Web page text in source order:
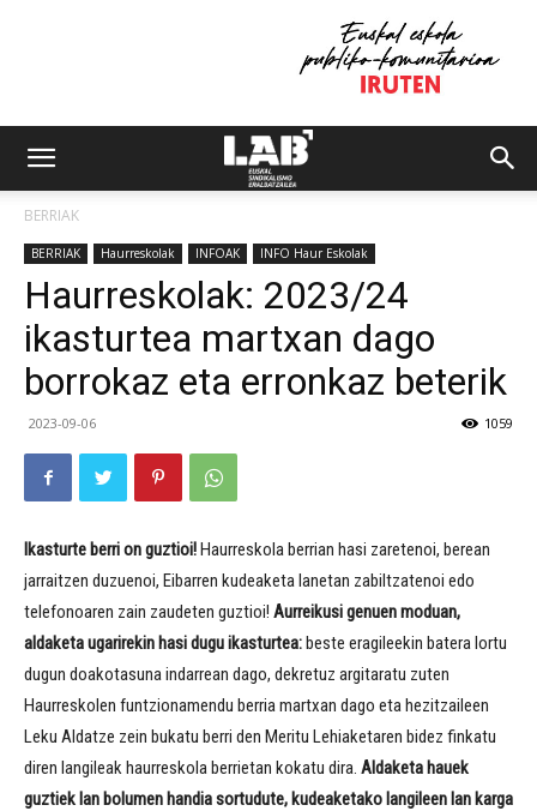
BERRIAK
BERRIAK Haurreskolak INFOAK INFO Haur Eskolak
Haurreskolak: 2023/24
ikasturtea martxan dago
borrokaz eta erronkaz beterik
2023-09-06 1059
Ikasturte berri on guztioi!Haurreskola berrian hasi zaretenoi, berean
jarraitzen duzuenoi, Eibarren kudeaketa lanetan zabiltzatenoi edo
telefonoaren zain zaudeten guztioi! Aurreikusi genuen moduan,
aldaketa ugarirekin hasi dugu ikasturtea:beste eragileekin batera lortu
dugun doakotasuna indarrean dago, dekretuz argitaratu zuten
Haurreskolen funtzionamendu berria martxan dago eta hezitzaileen
Leku Aldatze zein bukatu berri den Meritu Lehiaketaren bidez finkatu
diren langileak haurreskola berrietan kokatu dira. Aldaketa hauek
guztiek lan bolumen handia sortudute, kudeaketako langileen lan karga